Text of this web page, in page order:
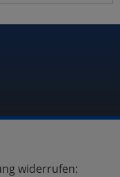
widerrufen: